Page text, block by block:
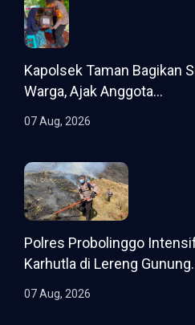
Kapolsek Taman Bagikan
Warga, Ajak Anggota...
07 Aug, 2026
Polres Probolinggo
Karhutla di Lereng
07 Aug, 2026